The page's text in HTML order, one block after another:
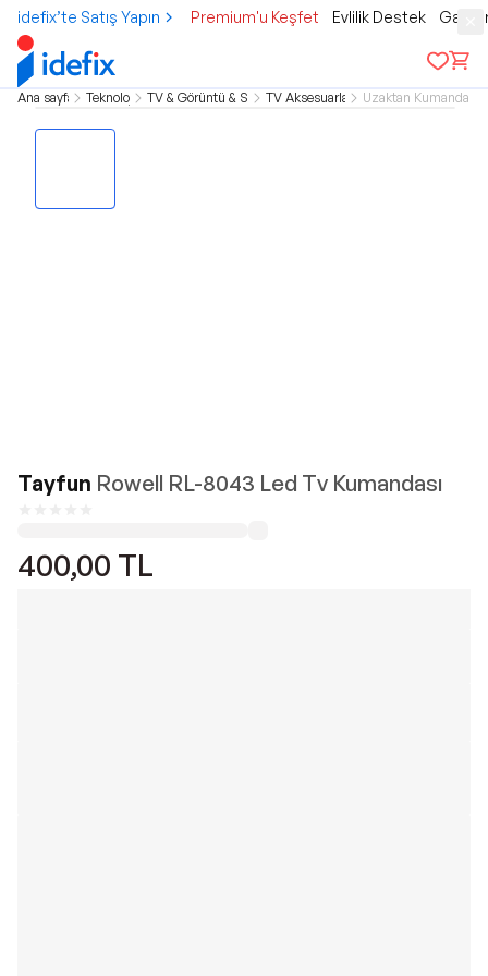
idefix’te Satış Yapın Premium'u Keşfet Evlilik Destek
Ana sayfa Teknoloji TV & Görüntü & Ses TV Aksesuarları Uzaktan Kumandalar
Tayfun Rowell RL-8043 Led Tv Kumandası
400,00 TL